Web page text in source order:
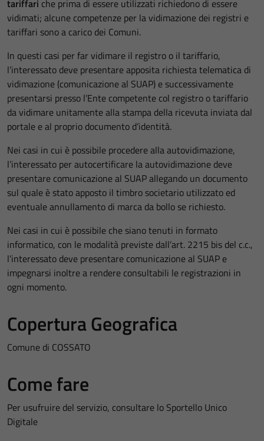
tariffari che prima di essere utilizzati richiedono di essere
vidimati; alcune competenze per la vidimazione dei registri e
tariffari sono a carico dei Comuni.
In questi casi per far vidimare il registro o il tariffario,
l’interessato deve presentare apposita richiesta telematica di
vidimazione (comunicazione al SUAP) e successivamente
presentarsi presso l’Ente competente col registro o tariffario
da vidimare unitamente alla stampa della ricevuta inviata dal
portale e al proprio documento d’identità.
Nei casi in cui è possibile procedere alla autovidimazione,
l’interessato per autocertificare la autovidimazione deve
presentare comunicazione al SUAP allegando un documento
sul quale è stato apposto il timbro societario utilizzato ed
eventuale annullamento di marca da bollo se richiesto.
Nei casi in cui è possibile che siano tenuti in formato
informatico, con le modalità previste dall’art. 2215 bis del c.c.,
l’interessato deve presentare comunicazione al SUAP e
impegnarsi inoltre a rendere consultabili le registrazioni in
ogni momento.
Copertura Geografica
Comune di COSSATO
Come fare
Per usufruire del servizio, consultare lo Sportello Unico
Digitale